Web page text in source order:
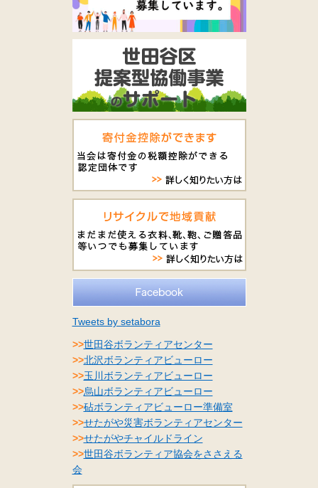
Tweets by setabora
>>世田谷ボランティアセンター
>>北沢ボランティアビューロー
>>玉川ボランティアビューロー
>>烏山ボランティアビューロー
>>砧ボランティアビューロー準備室
>>せたがや災害ボランティアセンター
>>せたがやチャイルドライン
>>世田谷ボランティア協会をささえる
会